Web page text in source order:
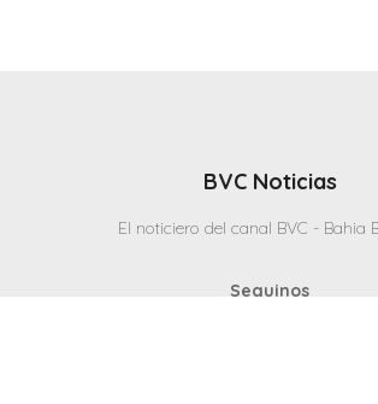
BVC Noticias
El noticiero del canal BVC - Bahia
Seguinos